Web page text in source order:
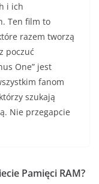
i ich
Ten film to
razem tworzą
poczuć
One” jest
fanom
szukają
Nie przegapcie
Pamięci RAM?